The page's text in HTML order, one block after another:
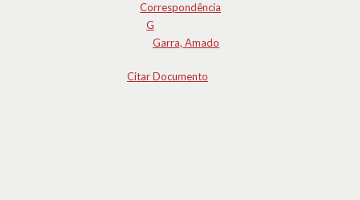
Correspondência
G
Garra, Amado
Citar Documento